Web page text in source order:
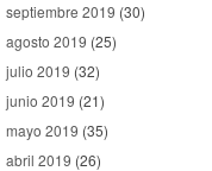
septiembre 2019 (30)
agosto 2019 (25)
julio 2019 (32)
junio 2019 (21)
mayo 2019 (35)
abril 2019 (26)